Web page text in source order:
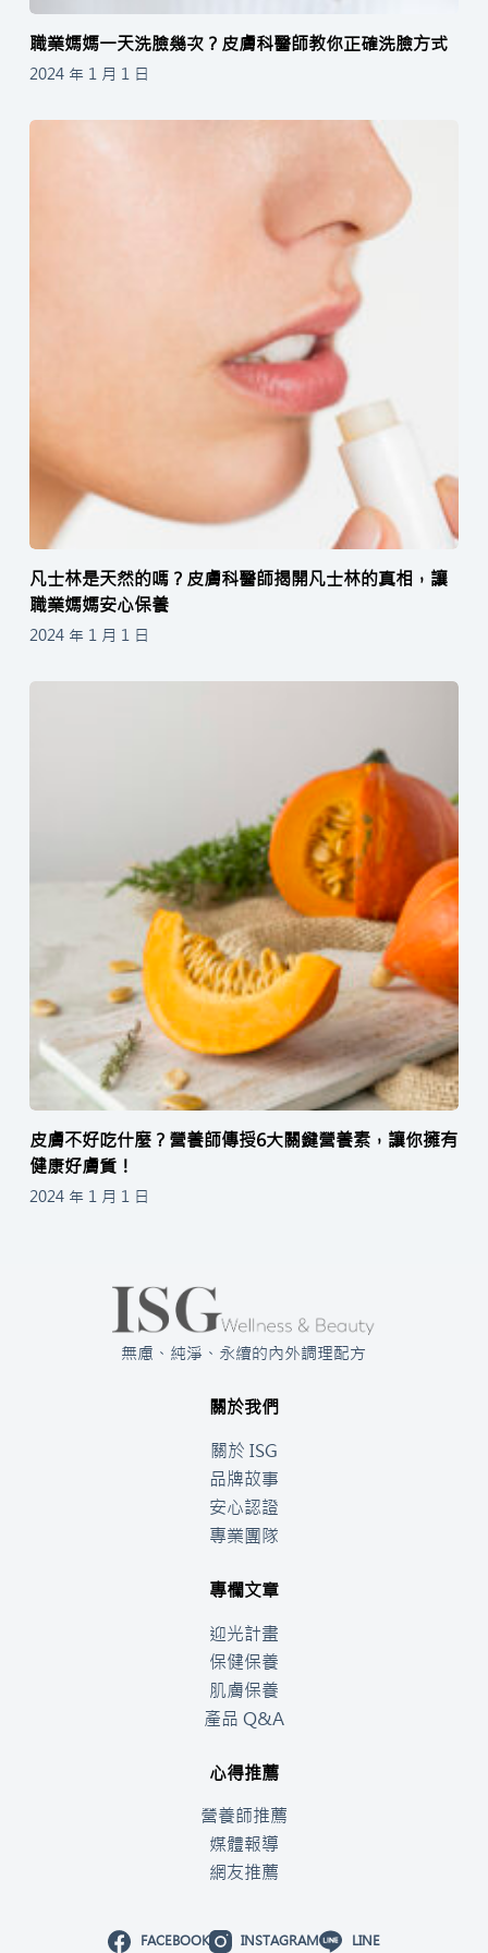
職業媽媽一天洗臉幾次？皮膚科醫師教你正確洗臉方式
2024 年 1 月 1 日
凡士林是天然的嗎？皮膚科醫師揭開凡士林的真相，讓
職業媽媽安心保養
2024 年 1 月 1 日
皮膚不好吃什麼？營養師傳授6大關鍵營養素，讓你擁有
健康好膚質！
2024 年 1 月 1 日
無慮、純淨、永續的內外調理配方
關於我們
關於 ISG
品牌故事
安心認證
專業團隊
專欄文章
迎光計畫
保健保養
肌膚保養
產品 Q&A
心得推薦
營養師推薦
媒體報導
網友推薦
FACEBOOK INSTAGRAM LINE